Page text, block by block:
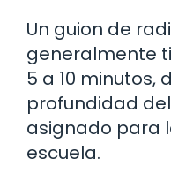
Un guion de
generalmente
5 a 10 minutos,
profundidad
asignado para
escuela.